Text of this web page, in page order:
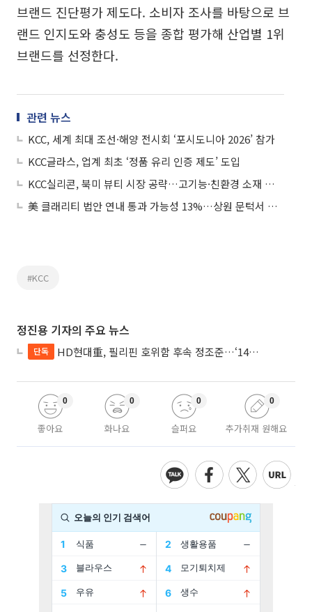
브랜드 진단평가 제도다. 소비자 조사를 바탕으로 브
랜드 인지도와 충성도 등을 종합 평가해 산업별 1위
브랜드를 선정한다.
관련 뉴스
KCC, 세계 최대 조선·해양 전시회 ‘포시도니아 2026’ 참가
KCC글라스, 업계 최초 ‘정품 유리 인증 제도’ 도입
KCC실리콘, 북미 뷰티 시장 공략…고기능·친환경 소재 선보여
美 클래리티 법안 연내 통과 가능성 13%…상원 문턱서 제동
#KCC
정진용 기자의 주요 뉴스
단독 HD현대重, 필리핀 호위함 후속 정조준…‘14척+α’ 싹쓸이 노린다
좋아요
0
화나요
0
슬퍼요
0
추가취재 원해요
0